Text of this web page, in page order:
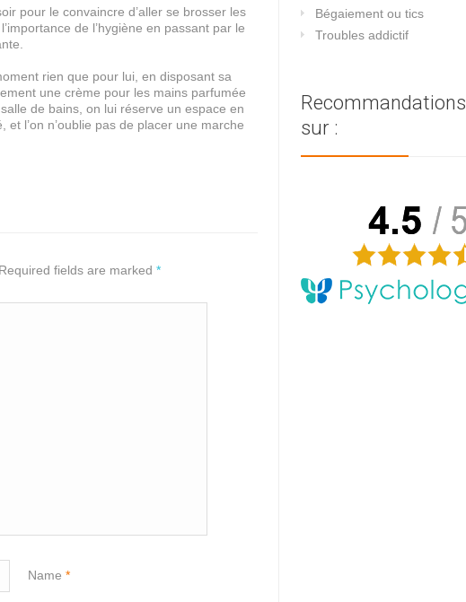
pour le convaincre d’aller se brosser les
de l’hygiène en passant par le
rien que pour lui, en disposant sa
une crème pour les mains parfumée
de bains, on lui réserve un espace en
l’on n’oublie pas de placer une marche
fields are marked *
Name*
Bégaiement ou tics
Troubles addictif
Recommandations
sur :